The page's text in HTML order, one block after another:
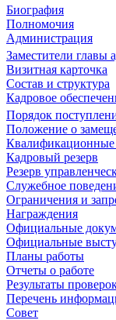
Биография
Полномочия
Администрация
Заместители главы
Визитная карточка
Состав и структура
Кадровое
Порядок
Положение о
Квалификационные
Кадровый резерв
Резерв
Служебное
Ограничения и
Награждения
Официальные
Официальные
Планы работы
Отчеты о работе
Результаты
Перечень
Совет